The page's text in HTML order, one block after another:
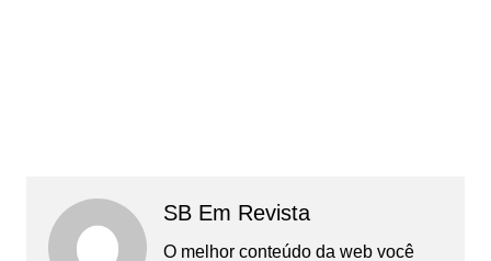
SB Em Revista
O melhor conteúdo da web você